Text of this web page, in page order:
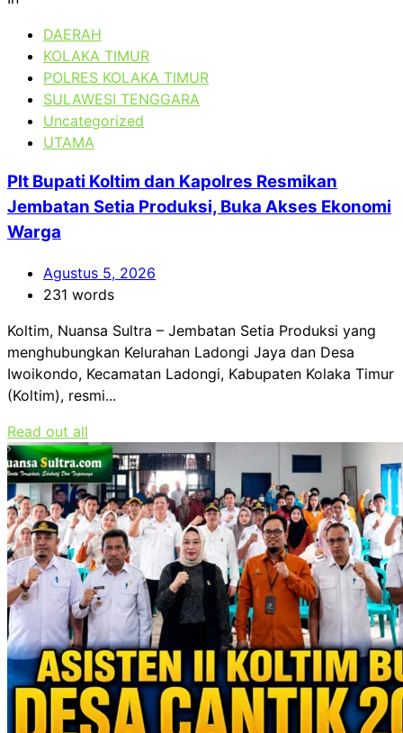
DAERAH
KOLAKA TIMUR
POLRES KOLAKA TIMUR
SULAWESI TENGGARA
Uncategorized
UTAMA
Plt Bupati Koltim dan Kapolres Resmikan
Jembatan Setia Produksi, Buka Akses Ekonomi
Warga
Agustus 5, 2026
231 words
Koltim, Nuansa Sultra – Jembatan Setia Produksi yang
menghubungkan Kelurahan Ladongi Jaya dan Desa
Iwoikondo, Kecamatan Ladongi, Kabupaten Kolaka Timur
(Koltim), resmi...
Read out all